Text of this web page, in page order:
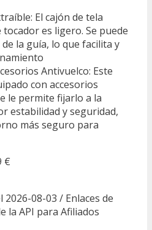
El cajón de tela
es ligero. Se puede
la guía, lo que facilita y
Antivuelco: Este
con accesorios
le permite fijarlo a la
estabilidad y seguridad,
más seguro para
€
08-03 / Enlaces de
la API para Afiliados